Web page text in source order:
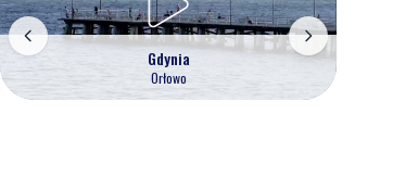
Gdynia
Orłowo